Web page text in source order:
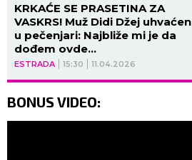
ESTRADA 15:30 11.04.2026
KRKAĆE SE PRASETINA ZA
VASKRS! Muž Didi Džej uhvaćen
u pečenjari: Najbliže mi je da
dođem ovde...
BONUS VIDEO: